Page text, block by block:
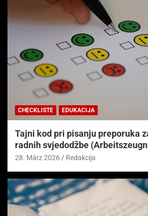
CHECKLISTE EDUKACIJA
Tajni kod pri pisanju preporuka
radnih svjedodžbe
28. März 2026 Redakcija